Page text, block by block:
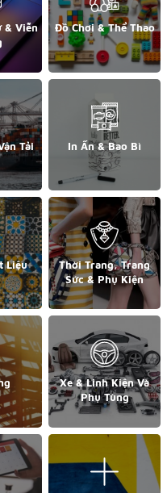
& Viễn
Đồ Chơi & Thể Thao
Tải In Ấn & Bao Bì
Liệu
Thời Trang, Trang
Sức & Phụ Kiện
Xe & Linh Kiện Và
Phụ Tùng